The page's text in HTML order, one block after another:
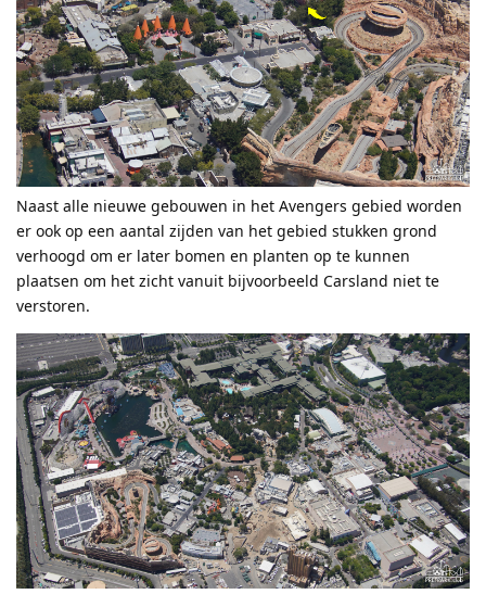
Naast alle nieuwe gebouwen in het Avengers gebied worden
er ook op een aantal zijden van het gebied stukken grond
verhoogd om er later bomen en planten op te kunnen
plaatsen om het zicht vanuit bijvoorbeeld Carsland niet te
verstoren.